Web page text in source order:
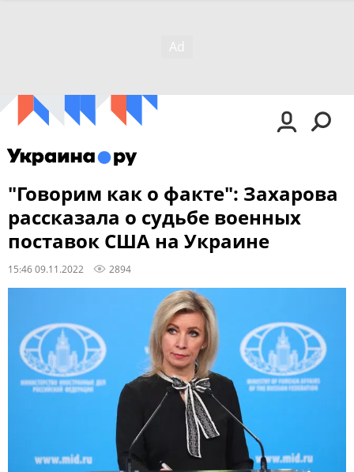
"Говорим как о факте": Захарова
рассказала о судьбе военных
поставок США на Украине
15:46 09.11.2022 2894